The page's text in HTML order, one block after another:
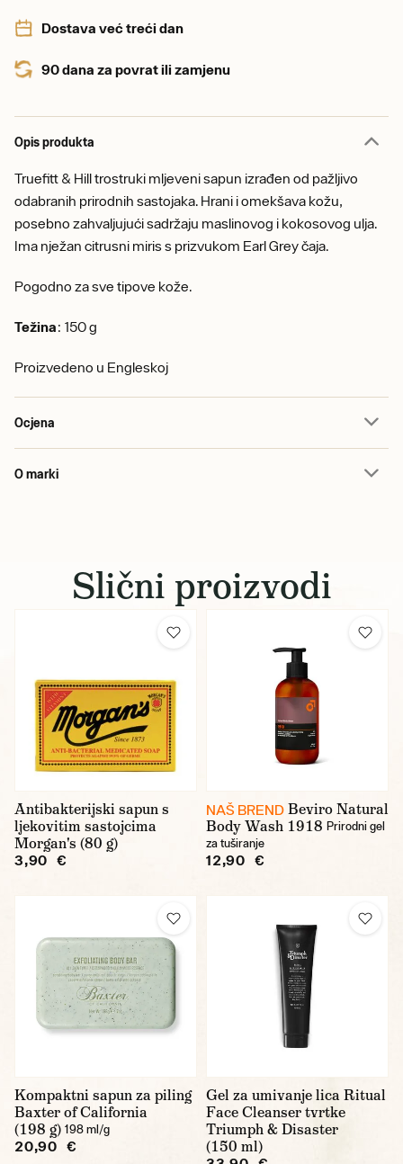
Dostava već treći dan
90 dana za povrat ili zamjenu
Opis produkta
Truefitt & Hill trostruki mljeveni sapun izrađen od pažljivo
odabranih prirodnih sastojaka. Hrani i omekšava kožu,
posebno zahvaljujući sadržaju maslinovog i kokosovog ulja.
Ima nježan citrusni miris s prizvukom Earl Grey čaja.
Pogodno za sve tipove kože.
Težina: 150 g
Proizvedeno u Engleskoj
Ocjena
O marki
Slični proizvodi
Antibakterijski sapun s
ljekovitim sastojcima
Morgan's (80 g)
3,90 €
NAŠ BREND Beviro Natural
Body Wash 1918 Prirodni gel
za tuširanje
12,90 €
Kompaktni sapun za piling
Baxter of California
(198 g) 198 ml/g
20,90 €
Gel za umivanje lica Ritual
Face Cleanser tvrtke
Triumph & Disaster
(150 ml)